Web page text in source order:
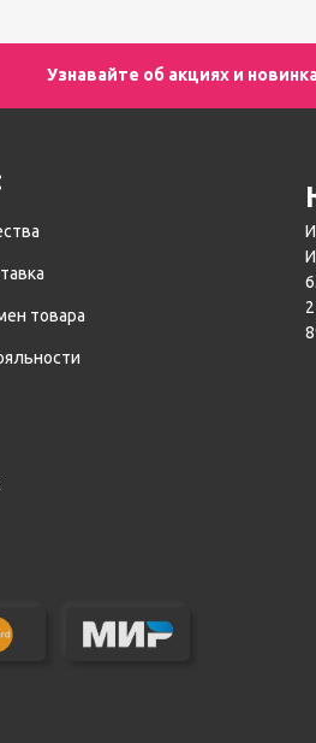
Узнавайте об акциях и
товара